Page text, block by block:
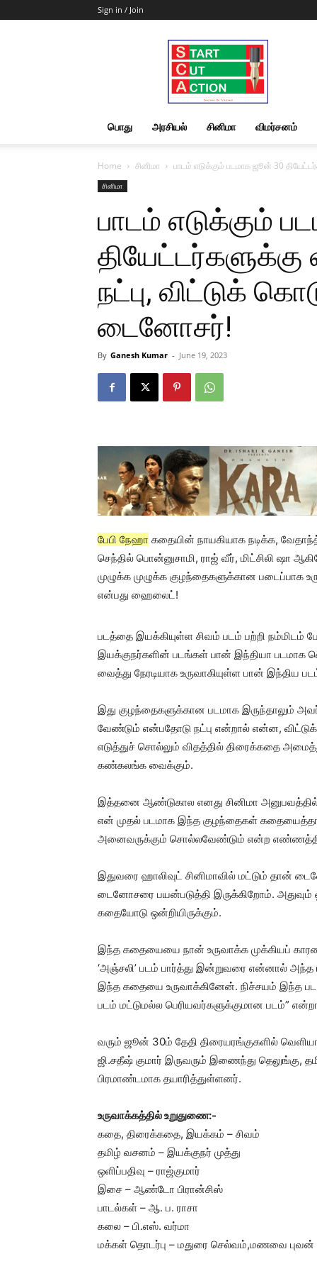
Sign in / Join
Start
Cut
Action
|
News
&
பொது அரசியல் சினிமா விமர்சனம்
Home சினிமா பாடம் எடுக்கும் படமாக ஜூன் 30
சினிமா
பாடம் எடுக்கும்
தியேட்டர்களுக்கு
நட்பு, விட்டுக்
டைனோசர்!
By Ganesh Kumar - June 19, 2023
பேபி நேஹா கதையின் நாயகியாக நடிக்க,
செந்தில் பொன்னுசாமி, ராஜ் வீர், மிட்சிலி ஷா
முழுக்க முழுக்க குழந்தைகளுக்கான படைப்பாக
என்பது ஹைலைட்!
படத்தை இயக்கியுள்ள சிவம் படம் பற்றி நம்மிடம்
இயக்குநர்களின் படங்கள் பான் இந்தியா படமாக
வைத்து நேரடியாக உருவாகியுள்ள பான் இந்திய
இது குழந்தைகளுக்கான படமாக இருந்தாலும்
வேண்டும் என்பதோடு நட்பு என்றால் என்ன,
எடுத்துச் சொல்லும் விதத்தில் திரைக்கதை
கண்கலங்க வைக்கும்.
இத்தனை ஆண்டுகால எனது சினிமா
என் முதல் படமாக இந்த குழந்தைகள்
அனைவருக்கும் சொல்லவேண்டும் என்ற
இதுவரை ஹாலிவுட் சினிமாவில் மட்டும் தான்
டைனோசரை பயன்படுத்தி இருக்கிறோம். அதுவும்
கதையோடு ஒன்றியிருக்கும்.
இந்த கதையையை நான் உருவாக்க முக்கியப்
‘அஞ்சலி’ படம் பார்த்து இன்றுவரை என்னால் அந்த
இந்த கதையை உருவாக்கினேன். நிச்சயம் இந்த
படம் மட்டுமல்ல பெரியவர்களுக்குமான படம்”
வரும் ஜூன் 30ம் தேதி திரையரங்குகளில்
ஜி.சதீஷ் குமார் இருவரும் இணைந்து
பிரமாண்டமாக தயாரித்துள்ளனர்.
உருவாக்கத்தில் உறுதுணை:-
கதை, திரைக்கதை, இயக்கம் – சிவம்
தமிழ் வசனம் – இயக்குநர் முத்து
ஒளிப்பதிவு – ராஜ்குமார்
இசை – ஆண்டோ பிரான்சிஸ்
பாடல்கள் – ஆ. ப. ராசா
கலை – பி.எஸ். வர்மா
மக்கள் தொடர்பு – மதுரை செல்வம்,மணவை புவன்